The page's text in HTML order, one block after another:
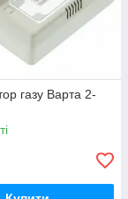
газу Варта 2-